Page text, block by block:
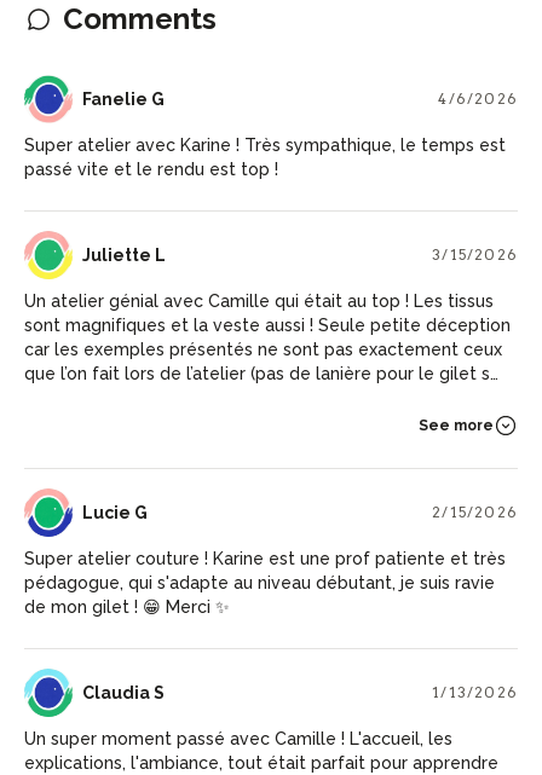
Comments
FG Fanelie G 4/6/2026
Super atelier avec Karine ! Très sympathique, le temps est
passé vite et le rendu est top !
JL Juliette L 3/15/2026
Un atelier génial avec Camille qui était au top ! Les tissus
sont magnifiques et la veste aussi ! Seule petite déception
car les exemples présentés ne sont pas exactement ceux
que l’on fait lors de l’atelier (pas de lanière pour le gilet sans
See more
LG Lucie G 2/15/2026
Super atelier couture ! Karine est une prof patiente et très
pédagogue, qui s'adapte au niveau débutant, je suis ravie
de mon gilet ! 😁 Merci ✨
CS Claudia S 1/13/2026
Un super moment passé avec Camille ! L'accueil, les
explications, l'ambiance, tout était parfait pour apprendre